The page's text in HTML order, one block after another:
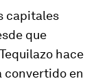
capitales
que
hace
convertido en